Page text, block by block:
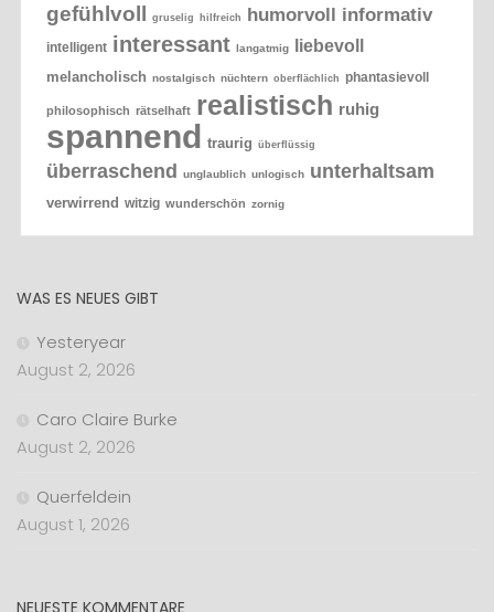
gefühlvoll gruselig hilfreich humorvoll informativ
intelligent interessant langatmig liebevoll
melancholisch nostalgisch nüchtern oberflächlich phantasievoll
philosophisch rätselhaft realistisch ruhig
spannend traurig überflüssig
überraschend unglaublich unlogisch unterhaltsam
verwirrend witzig wunderschön zornig
WAS ES NEUES GIBT
Yesteryear
August 2, 2026
Caro Claire Burke
August 2, 2026
Querfeldein
August 1, 2026
NEUESTE KOMMENTARE